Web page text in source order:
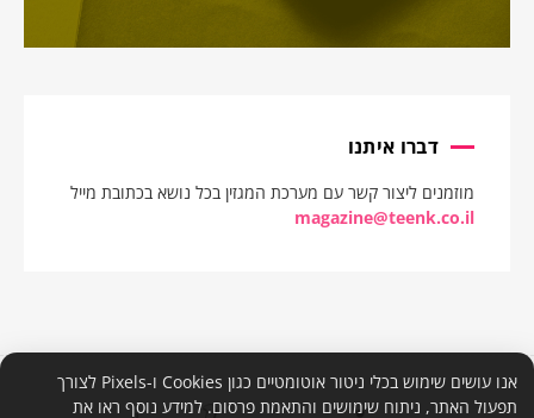
דברו איתנו
מוזמנים ליצור קשר עם מערכת המגזין בכל נושא בכתובת מייל
magazine@teenk.co.il
אנו עושים שימוש בכלי ניטור אוטומטיים כגון Cookies ו-Pixels לצורך
תפעול האתר, ניתוח שימושים והתאמת פרסום. למידע נוסף ראו את